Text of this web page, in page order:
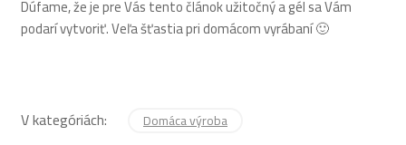
Dúfame, že je pre Vás tento článok užitočný a gél sa Vám
podarí vytvoriť. Veľa šťastia pri domácom vyrábaní 🙂
V kategóriách: Domáca výroba